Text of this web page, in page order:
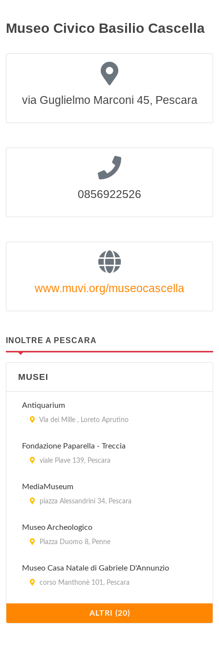
Museo Civico Basilio Cascella
via Guglielmo Marconi 45, Pescara
0856922526
www.muvi.org/museocascella
INOLTRE A PESCARA
MUSEI
Antiquarium
Via dei Mille , Loreto Aprutino
Fondazione Paparella - Treccia
viale Piave 139, Pescara
MediaMuseum
piazza Alessandrini 34, Pescara
Museo Archeologico
Piazza Duomo 8, Penne
Museo Casa Natale di Gabriele D'Annunzio
corso Manthonè 101, Pescara
Museo Civico Diocesano
piazza Del Duomo 7, Penne
ALTRI (20)